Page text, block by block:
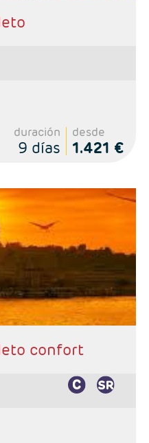
duración
9 días
desde
1.421 €
según calendario
Capadocia y 1 noche
Superior, Semilujo y Lujo.
y 3 cenas
confort